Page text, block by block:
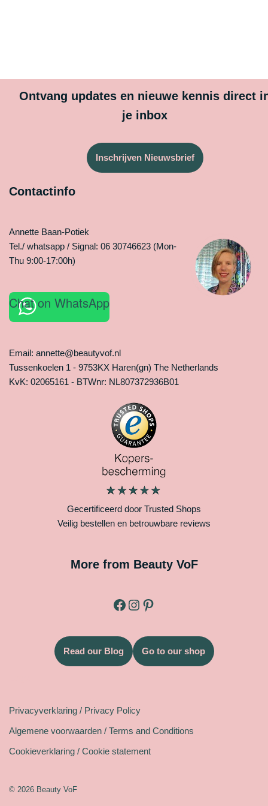
Ontvang updates en nieuwe kennis direct
je inbox
Inschrijven Nieuwsbrief
Contactinfo
Annette Baan-Potiek
Tel./ whatsapp / Signal: 06 30746623 (Mon-
Thu 9:00-17:00h)
Chat on WhatsApp
Email: annette@beautyvof.nl
Tussenkoelen 1 - 9753KX Haren(gn) The Netherlands
KvK: 02065161 - BTWnr: NL807372936B01
Gecertificeerd door Trusted Shops
Veilig bestellen en betrouwbare reviews
More from Beauty VoF
Read our Blog Go to our shop
Privacyverklaring / Privacy Policy
Algemene voorwaarden / Terms and Conditions
Cookieverklaring / Cookie statement
© 2026 Beauty VoF